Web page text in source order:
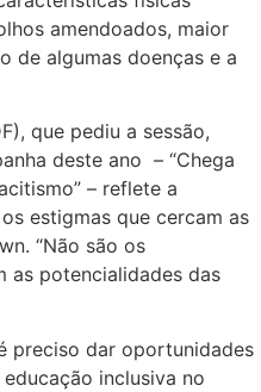
amendoados, maior
de algumas doenças e a
que pediu a sessão,
deste ano – “Chega
– reflete a
estigmas que cercam as
“Não são os
as potencialidades das
preciso dar oportunidades
inclusiva no